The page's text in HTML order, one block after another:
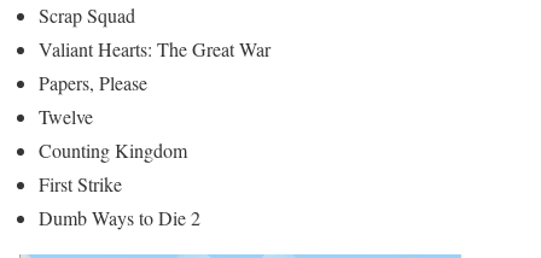
Scrap Squad
Valiant Hearts: The Great War
Papers, Please
Twelve
Counting Kingdom
First Strike
Dumb Ways to Die 2